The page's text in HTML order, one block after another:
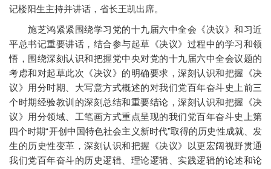
记楼阳生主持并讲话，省长王凯出席。
施芝鸿紧紧围绕学习党的十九届六中全会《决议》和习近
平总书记重要讲话，结合参与起草《决议》过程中的学习和领
悟，围绕深刻认识和把握党中央对党的十九届六中全会议题的
考虑和对起草此次《决议》的明确要求，深刻认识和把握《决
议》用分时期、大写意方式概述的对我们党百年奋斗史上前三
个时期经验教训的深刻总结和重要结论，深刻认识和把握《决
议》用分领域、工笔画方式重点呈现的我们党百年奋斗史上第
四个时期“开创中国特色社会主义新时代”取得的历史性成就、发
生的历史性变革，深刻认识和把握《决议》以更宏阔视野贯通
我们党百年奋斗的历史逻辑、理论逻辑、实践逻辑的论述和论